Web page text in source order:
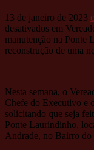
13 de janeiro de 2023
desativados em
manutenção na Ponte
reconstrução de uma
Nesta semana, o
Chefe do Executivo e
solicitando que seja
Ponte Laurindinho,
Andrade, no Bairro